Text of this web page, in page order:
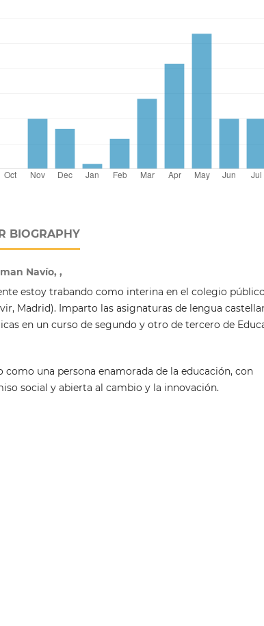
BIOGRAPHY
Navío, ,
estoy trabando como interina en el colegio
Madrid). Imparto las asignaturas de lengua
en un curso de segundo y otro de tercero de
como una persona enamorada de la educación, con
social y abierta al cambio y la innovación.